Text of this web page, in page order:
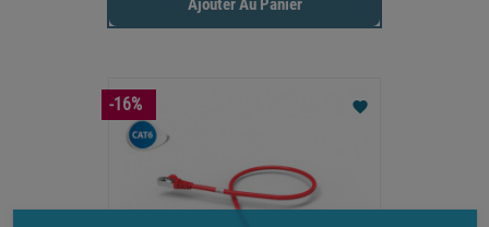
Ajouter Au Panier
favorite
-16%